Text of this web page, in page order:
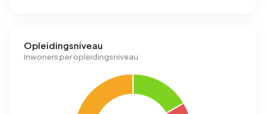
Opleidingsniveau
Inwoners per opleidingsniveau